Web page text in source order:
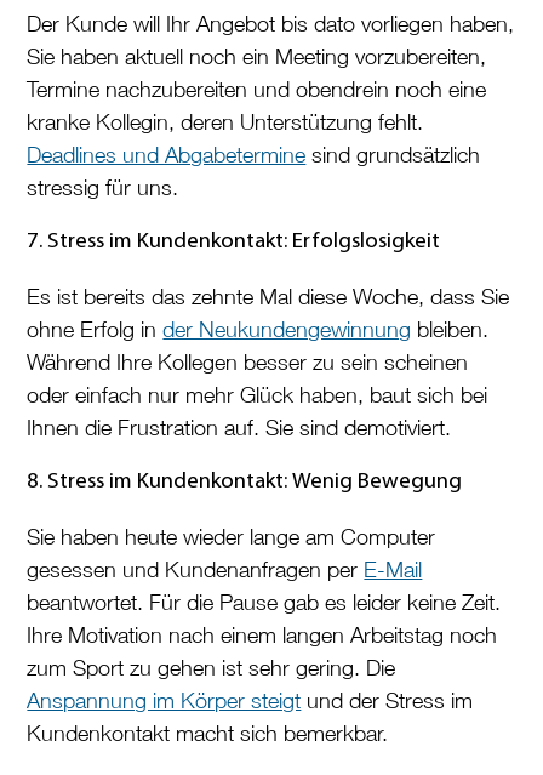
Der Kunde will Ihr Angebot bis dato vorliegen haben,
Sie haben aktuell noch ein Meeting vorzubereiten,
Termine nachzubereiten und obendrein noch eine
kranke Kollegin, deren Unterstützung fehlt.
Deadlines und Abgabetermine sind grundsätzlich
stressig für uns.
7. Stress im Kundenkontakt: Erfolgslosigkeit
Es ist bereits das zehnte Mal diese Woche, dass Sie
ohne Erfolg inder Neukundengewinnung bleiben.
Während Ihre Kollegen besser zu sein scheinen
oder einfach nur mehr Glück haben, baut sich bei
Ihnen die Frustration auf. Sie sind demotiviert.
8. Stress im Kundenkontakt: Wenig Bewegung
Sie haben heute wieder lange am Computer
gesessen und Kundenanfragen per E-Mail
beantwortet. Für die Pause gab es leider keine Zeit.
Ihre Motivation nach einem langen Arbeitstag noch
zum Sport zu gehen ist sehr gering. Die
Anspannung im Körper steigt und der Stress im
Kundenkontakt macht sich bemerkbar.